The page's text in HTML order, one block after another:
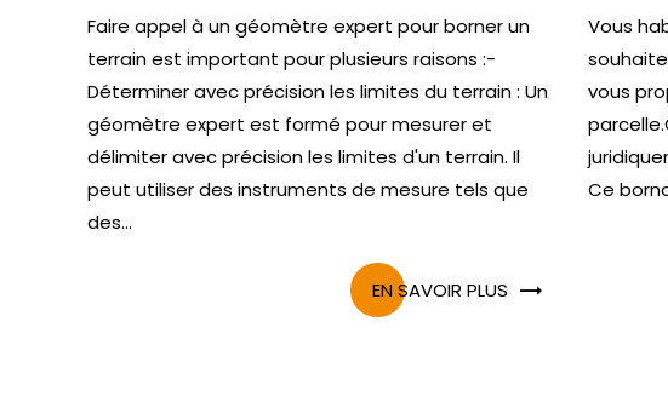
Faire appel à un géomètre expert pour borner un
terrain est important pour plusieurs raisons :-
Déterminer avec précision les limites du terrain : Un
géomètre expert est formé pour mesurer et
délimiter avec précision les limites d'un terrain. Il
peut utiliser des instruments de mesure tels que
des...
EN SAVOIR PLUS
Vous
vous
Ce